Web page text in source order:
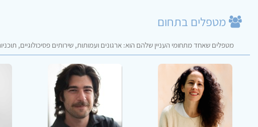
מטפלים בתחום
מטפלים שאחד מתחומי העניין שלהם הוא: ארגונים ועמותות, שירותים פסיכולוגיים,